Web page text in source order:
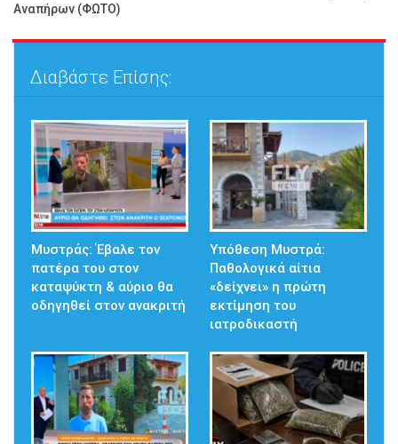
Αναπήρων (ΦΩΤΟ)
Διαβάστε Επίσης:
Μυστράς: Έβαλε τον
πατέρα του στον
καταψύκτη & αύριο θα
οδηγηθεί στον ανακριτή
Υπόθεση Μυστρά:
Παθολογικά αίτια
«δείχνει» η πρώτη
εκτίμηση του
ιατροδικαστή